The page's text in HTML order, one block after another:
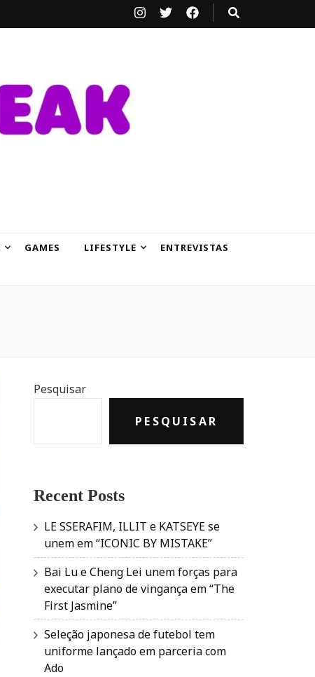
GAMES LIFESTYLE
ENTREVISTAS
Pesquisar
PESQUISAR
Recent Posts
LE SSERAFIM, ILLIT e KATSEYE se
unem em “ICONIC BY MISTAKE”
Bai Lu e Cheng Lei unem forças para
executar plano de vingança em “The
First Jasmine”
Seleção japonesa de futebol tem
uniforme lançado em parceria com
Ado